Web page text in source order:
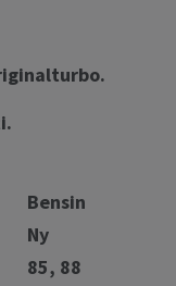
Bensin
Ny
85, 88